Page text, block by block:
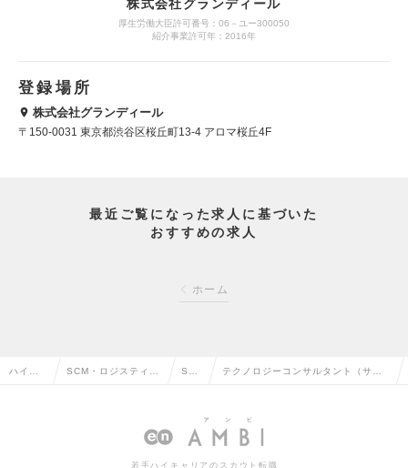
株式会社グランディール
厚生労働大臣許可番号：06－ユー300050
紹介事業許可年：2016年
登録場所
株式会社グランディール
〒150-0031 東京都渋谷区桜丘町13-4 アロマ桜丘4F
最近ご覧になった求人に基づいた
おすすめの求人
ホーム
ハイク SCM・ロジスティク SC
転職
テクノロジーコンサルタント（サプ
rクラスの求人情報
若手ハイキャリアのスカウト転職